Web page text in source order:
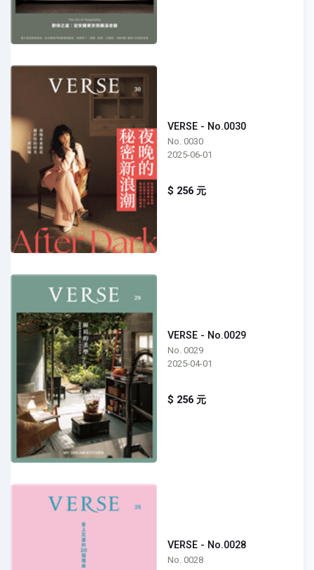
VERSE - No.0030
No. 0030
2025-06-01
$ 256 元
VERSE - No.0029
No. 0029
2025-04-01
$ 256 元
VERSE - No.0028
No. 0028